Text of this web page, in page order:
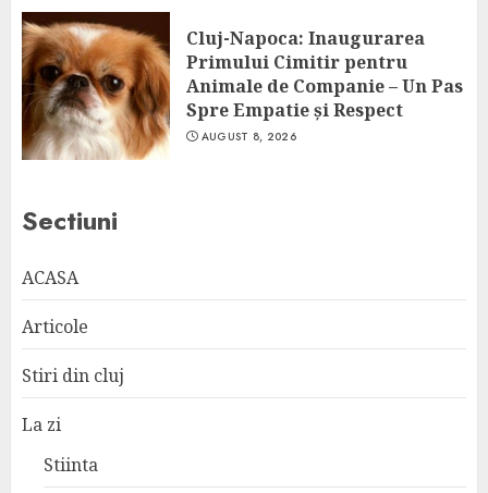
Cluj-Napoca: Inaugurarea
Primului Cimitir pentru
Animale de Companie – Un Pas
Spre Empatie și Respect
AUGUST 8, 2026
Sectiuni
ACASA
Articole
Stiri din cluj
La zi
Stiinta